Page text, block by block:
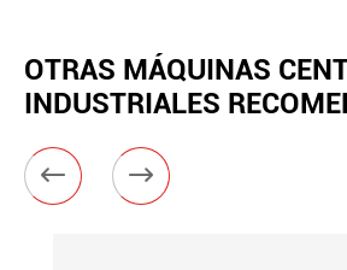
OTRAS MÁQUINAS
INDUSTRIALES
 